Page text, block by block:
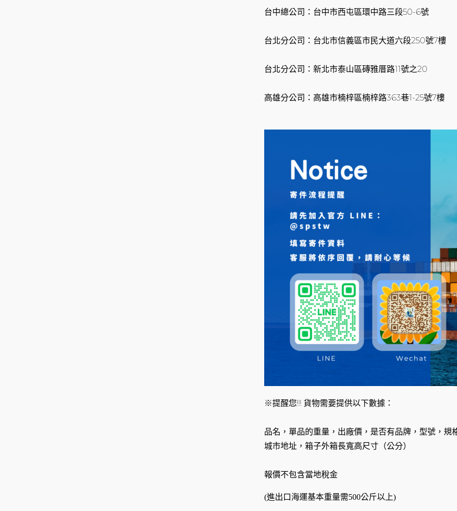
台中總公司：台中市西屯區環中路三段50-6號
台北分公司：台北市信義區市民大道六段250號7樓
台北分公司：新北市泰山區磚雅厝路11號之20
高雄分公司：高雄市楠梓區楠梓路363巷1-25號7樓
※提醒您!!! 貨物需要提供以下數據：
品名，單品的重量，出廠價，是否有品牌，型號，規
城市地址，箱子外箱長寬高尺寸（公分）
報價不包含當地稅金
(進出口海運基本重量需500公斤以上)